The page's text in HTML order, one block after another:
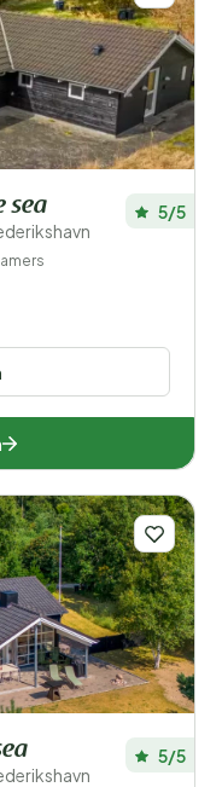
sea 5/5
5/5